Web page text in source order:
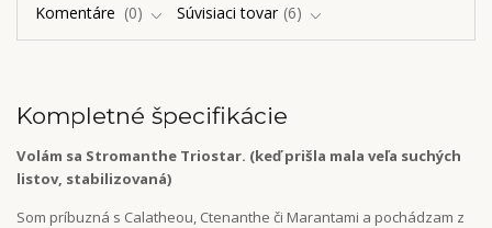
Komentáre
0 Súvisiaci tovar 6
Kompletné špecifikácie
Volám sa Stromanthe Triostar. (keď prišla mala veľa suchých
listov, stabilizovaná)
Som príbuzná s Calatheou, Ctenanthe či Marantami a pochádzam z